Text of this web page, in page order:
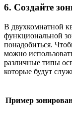
6. Создайте
В двухкомнатной
функциональной
понадобиться.
можно
различные типы
которые будут
Пример